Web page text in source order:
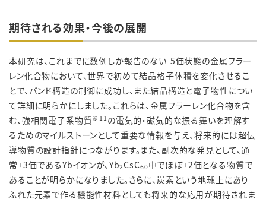
期待される効果・今後の展開
本研究は、これまでに数例しか報告のない-5価状態の金属フラー
レン化合物において、世界で初めて結晶格子体積を変化させるこ
とで、バンド構造の制御に成功し、また結晶構造と電子物性につい
て詳細に明らかにしました。これらは、金属フラーレン化合物を含
む、強相関電子系物質※ 11 の電気的・磁気的な振る舞いを理解す
るためのマイルストーンとして重要な情報を与え、将来的には超伝
導物質の設計指針につながります。また、副次的な発見として、通
常+3価であるYbイオンが、Yb2CsC60中でほぼ+2価となる物質で
あることが明らかになりました。さらに、炭素という地球上にあり
ふれた元素で作る機能性材料としても将来的な応用が期待されま